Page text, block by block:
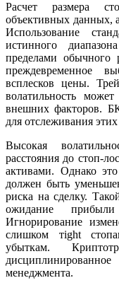
Расчет размера
объективных данных,
Использование
истинного
пределами обычного
преждевременное
всплесков цены.
волатильность
внешних факторов.
для отслеживания
Высокая
расстояния до стоп-
активами. Однако
должен быть
риска на сделку.
ожидание
Игнорирование
слишком тight
убыткам.
менеджмента.